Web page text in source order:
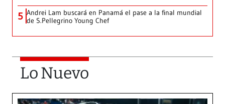
5 Andrei Lam buscará en Panamá el pase a la final mundial
de S.Pellegrino Young Chef
Lo Nuevo